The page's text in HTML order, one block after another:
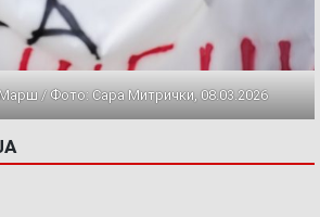
/ Фото: Сара Митрички, 08.03.2026